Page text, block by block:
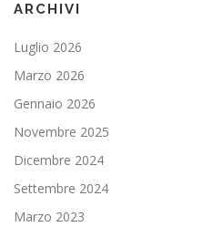
ARCHIVI
Luglio 2026
Marzo 2026
Gennaio 2026
Novembre 2025
Dicembre 2024
Settembre 2024
Marzo 2023